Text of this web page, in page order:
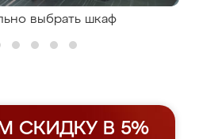
выбрать шкаф
СКИДКУ В 5%